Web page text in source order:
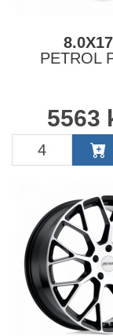
8.0X17
PETROL
5563